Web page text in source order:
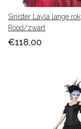
Sinister Layla lange rok
Rood/zwart
€118,00